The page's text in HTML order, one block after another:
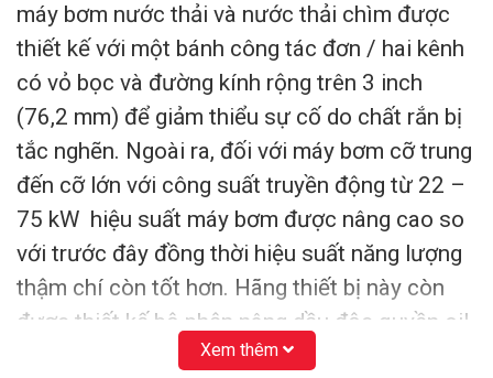
máy bơm nước thải và nước thải chìm được
thiết kế với một bánh công tác đơn / hai kênh
có vỏ bọc và đường kính rộng trên 3 inch
(76,2 mm) để giảm thiểu sự cố do chất rắn bị
tắc nghẽn. Ngoài ra, đối với máy bơm cỡ trung
đến cỡ lớn với công suất truyền động từ 22 –
75 kW hiệu suất máy bơm được nâng cao so
với trước đây đồng thời hiệu suất năng lượng
thậm chí còn tốt hơn. Hãng thiết bị này còn
được thiết kế bộ phận nâng dầu độc quyền oil
lifter giúp trục bơm, phớt cơ luôn được bôi
Xem thêm